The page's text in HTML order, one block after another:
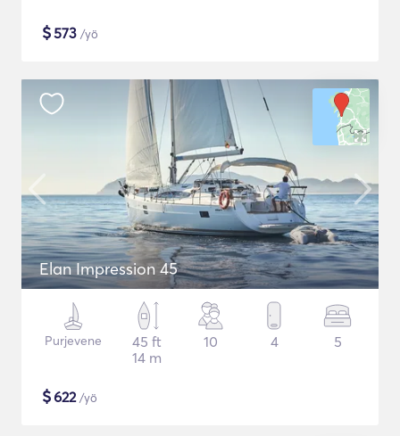
$573 /yö
Elan Impression 45
Purjevene
45 ft
14 m
10 4 5
$622/yö